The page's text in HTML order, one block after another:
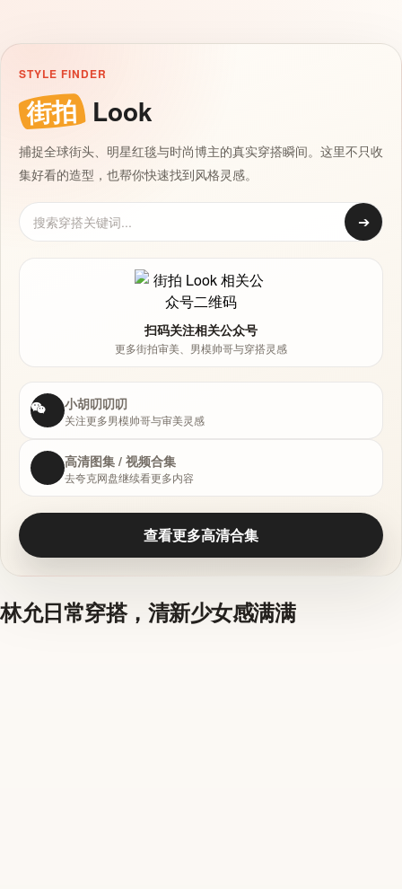
STYLE FINDER
街拍 Look
捕捉全球街头、明星红毯与时尚博主的真实穿搭瞬间。这里不只收
集好看的造型，也帮你快速找到风格灵感。
➔
扫码关注相关公众号
更多街拍审美、男模帅哥与穿搭灵感
小胡叨叨叨
关注更多男模帅哥与审美灵感
高清图集 / 视频合集
去夸克网盘继续看更多内容
查看更多高清合集
林允日常穿搭，清新少女感满满